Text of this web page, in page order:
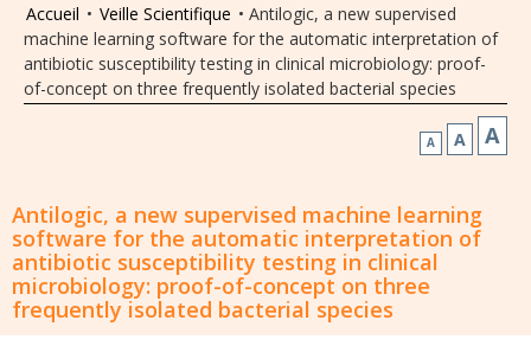
Accueil • Veille Scientifique • Antilogic, a new supervised
machine learning software for the automatic interpretation of
antibiotic susceptibility testing in clinical microbiology: proof-
of-concept on three frequently isolated bacterial species
A A A
Antilogic, a new supervised machine learning
software for the automatic interpretation of
antibiotic susceptibility testing in clinical
microbiology: proof-of-concept on three
frequently isolated bacterial species